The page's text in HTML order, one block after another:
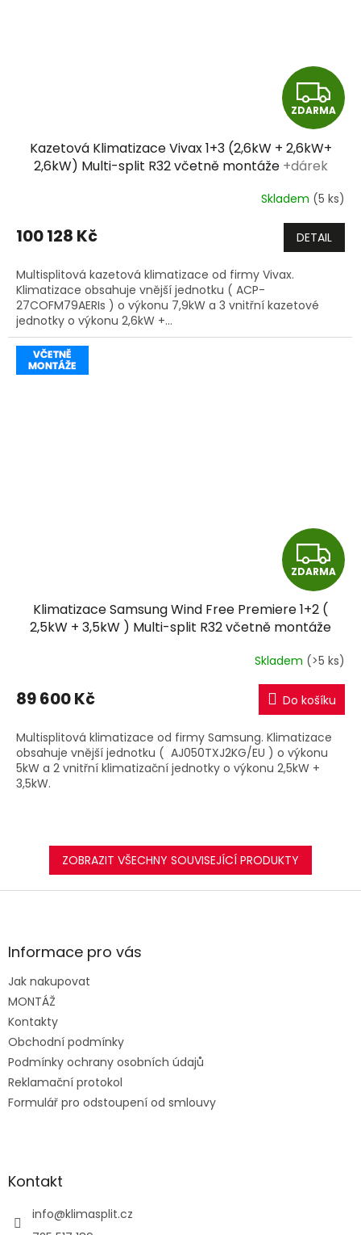
Z
D
A
R
M
A
ZDARMA
Kazetová Klimatizace Vivax 1+3 (2,6kW + 2,6kW+
2,6kW) Multi-split R32 včetně montáže +dárek
Skladem (5 ks)
100 128 Kč DETAIL
Multisplitová kazetová klimatizace od firmy Vivax.
Klimatizace obsahuje vnější jednotku ( ACP-
27COFM79AERIs ) o výkonu 7,9kW a 3 vnitřní kazetové
jednotky o výkonu 2,6kW +...
Z
D
A
R
M
A
ZDARMA
Klimatizace Samsung Wind Free Premiere 1+2 (
2,5kW + 3,5kW ) Multi-split R32 včetně montáže
Skladem (>5 ks)
89 600 Kč Do košíku
Multisplitová klimatizace od firmy Samsung. Klimatizace
obsahuje vnější jednotku ( AJ050TXJ2KG/EU ) o výkonu
5kW a 2 vnitřní klimatizační jednotky o výkonu 2,5kW +
3,5kW.
ZOBRAZIT VŠECHNY SOUVISEJÍCÍ PRODUKTY
Z
aInformace pro vás
Jak nakupovat
MONTÁŽ
Kontakty
Obchodní podmínky
Podmínky ochrany osobních údajů
Reklamační protokol
Formulář pro odstoupení od smlouvy
Kontakt
info@klimasplit.cz